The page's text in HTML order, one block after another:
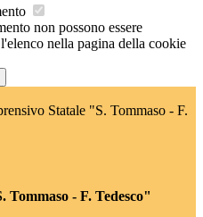
non possono essere
nella pagina della cookie
Statale "S. Tommaso - F.
- F. Tedesco"